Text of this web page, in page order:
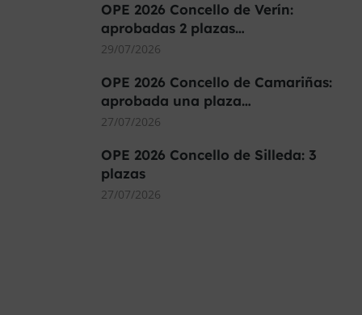
OPE 2026 Concello de Verín:
aprobadas 2 plazas…
29/07/2026
OPE 2026 Concello de Camariñas:
aprobada una plaza…
27/07/2026
OPE 2026 Concello de Silleda: 3
plazas
27/07/2026